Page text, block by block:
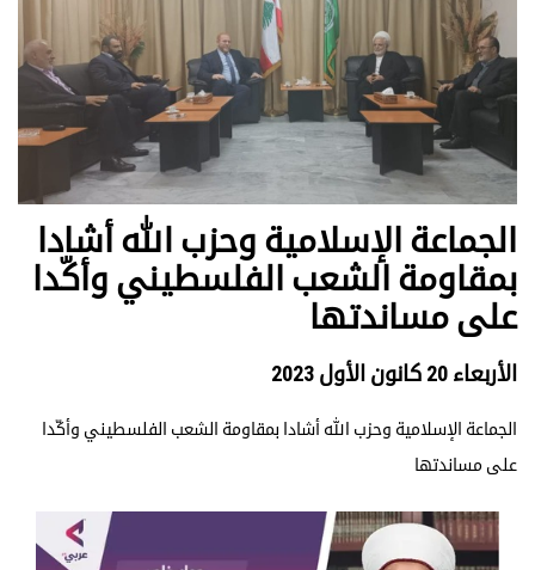
الجماعة الإسلامية وحزب الله أشادا
بمقاومة الشعب الفلسطيني وأكّدا
على مساندتها
الأربعاء 20 كانون الأول 2023
الجماعة الإسلامية وحزب الله أشادا بمقاومة الشعب الفلسطيني وأكّدا
على مساندتها